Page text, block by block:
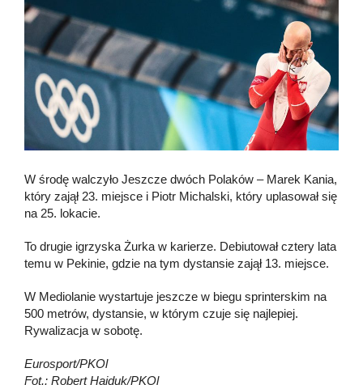
W środę walczyło Jeszcze dwóch Polaków – Marek Kania,
który zajął 23. miejsce i Piotr Michalski, który uplasował się
na 25. lokacie.
To drugie igrzyska Żurka w karierze. Debiutował cztery lata
temu w Pekinie, gdzie na tym dystansie zajął 13. miejsce.
W Mediolanie wystartuje jeszcze w biegu sprinterskim na
500 metrów, dystansie, w którym czuje się najlepiej.
Rywalizacja w sobotę.
Eurosport/PKOl
Fot.: Robert Hajduk/PKOl